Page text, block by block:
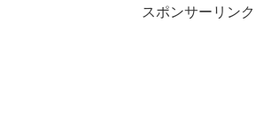
スポンサーリンク